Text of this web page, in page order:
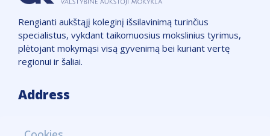
Rengianti aukštąjį koleginį išsilavinimą turinčius
specialistus, vykdant taikomuosius mokslinius tyrimus,
plėtojant mokymąsi visą gyvenimą bei kuriant vertę
regionui ir šaliai.
Address